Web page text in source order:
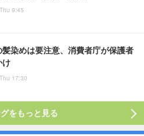
9:45
髪染めは要注意、消費者庁が保護者
け
17:30
をもっと見る